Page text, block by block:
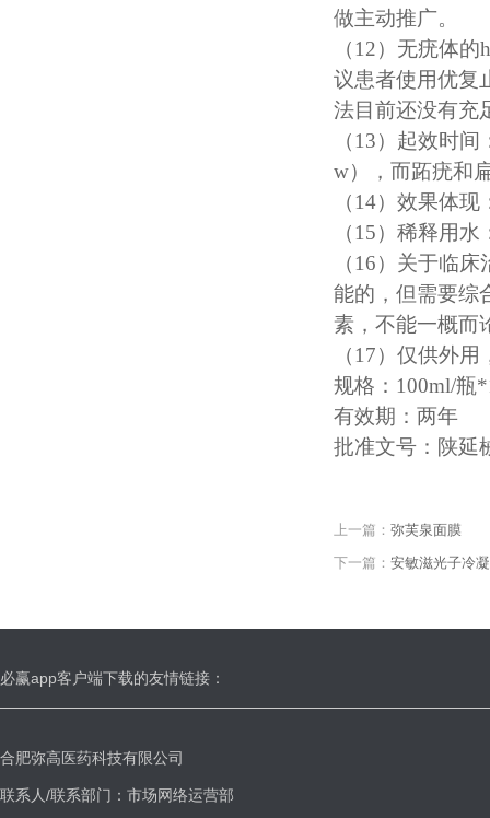
做主动推广。
（12）无疣体的
议患者使用优复
法目前还没有充
（13）起效时间
w），而跖疣和
（14）效果体现
（15）稀释用水
（16）关于临床
能的，但需要综
素，不能一概而
（17）仅供外用
规格： 100ml/瓶
有效期：两年
批准文号：陕延
上一篇： 弥芙泉面膜
下一篇： 安敏滋光子冷
必赢app客户端下载的友情链接：
合肥弥高医药科技有限公司
联系人/联系部门：市场网络运营部